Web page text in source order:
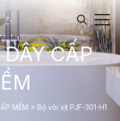
CẤP
MỀM > Bộ vòi xịt PJF-301-H1